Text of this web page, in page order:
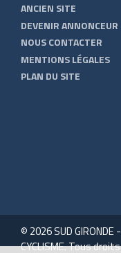
ANCIEN SITE
DEVENIR ANNONCEUR
NOUS CONTACTER
MENTIONS LÉGALES
PLAN DU SITE
© 2026 SUD GIRONDE -
CYCLISME. Tous droits